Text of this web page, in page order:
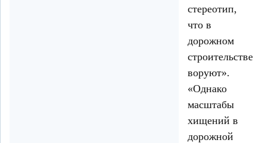
стереотип,
что в
дорожном
строительстве
воруют».
«Однако
масштабы
хищений в
дорожной